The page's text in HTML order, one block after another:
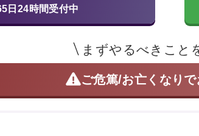
日24時間受付中
まずやるべきこと
ご危篤/お亡くなりで